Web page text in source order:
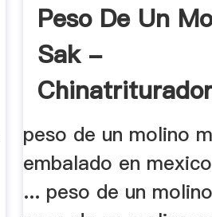
Peso De Un
Sak -
peso de un molino
embalado en
... peso de un